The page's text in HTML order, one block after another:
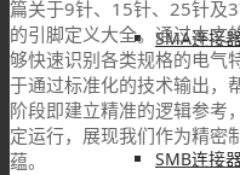
SMA连接
SMB连接
篇关于9针、15针、25针及
的引脚定义大全。通过本文
够快速识别各类规格的电气
于通过标准化的技术输出，
阶段即建立精准的逻辑参考
定运行，展现我们作为精密
蕴。